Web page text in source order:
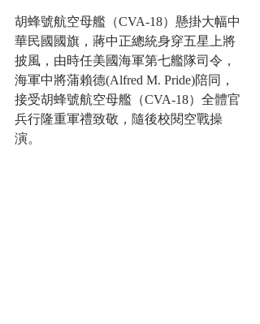
胡蜂號航空母艦（CVA-18）懸掛大幅中
華民國國旗，蔣中正總統身穿五星上將
披風，由時任美國海軍第七艦隊司令，
海軍中將蒲賴德(Alfred M. Pride)陪同，
接受胡蜂號航空母艦（CVA-18）全體官
兵行隆重軍禮致敬，隨後校閱空戰操
演。